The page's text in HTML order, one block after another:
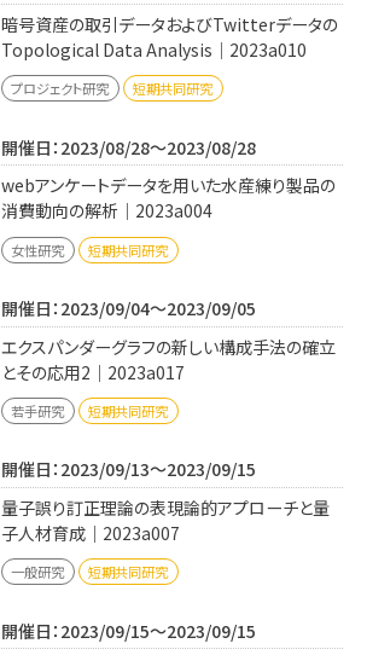
暗号資産の取引データおよびTwitterデータの
Topological Data Analysis｜2023a010
プロジェクト研究 短期共同研究
開催日：2023/08/28～2023/08/28
webアンケートデータを用いた水産練り製品の
消費動向の解析｜2023a004
女性研究 短期共同研究
開催日：2023/09/04～2023/09/05
エクスパンダーグラフの新しい構成手法の確立
とその応用2｜2023a017
若手研究 短期共同研究
開催日：2023/09/13～2023/09/15
量子誤り訂正理論の表現論的アプローチと量
子人材育成｜2023a007
一般研究 短期共同研究
開催日：2023/09/15～2023/09/15